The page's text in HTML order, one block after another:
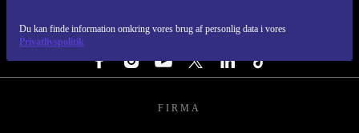
Du kan finde information omkring vores brug af personlig data i vores
Privatlivspolitik
FØLG OS
FIRMA